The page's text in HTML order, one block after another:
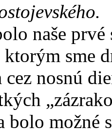
naše
sme
nosnú
bolo